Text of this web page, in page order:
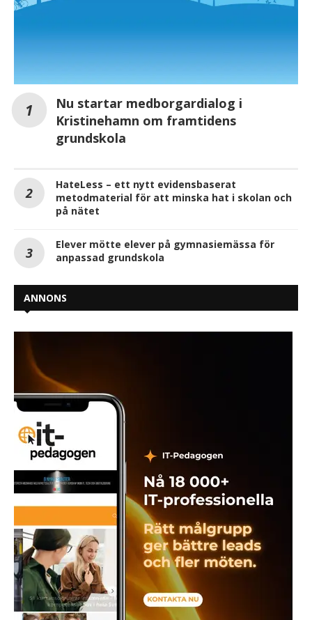
Nu startar medborgardialog i
Kristinehamn om framtidens
grundskola
HateLess – ett nytt evidensbaserat
metodmaterial för att minska hat i skolan och
på nätet
Elever mötte elever på gymnasiemässa för
anpassad grundskola
ANNONS